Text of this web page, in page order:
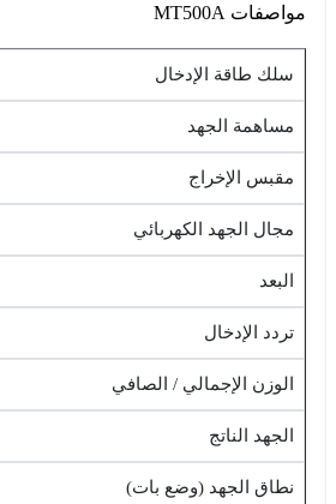
مواصفات MT500A
سلك طاقة الإدخال
مساهمة الجهد
مقبس الإخراج
مجال الجهد الكهربائي
البعد
تردد الإدخال
الوزن الإجمالي / الصافي
الجهد الناتج
نطاق الجهد (وضع بات)